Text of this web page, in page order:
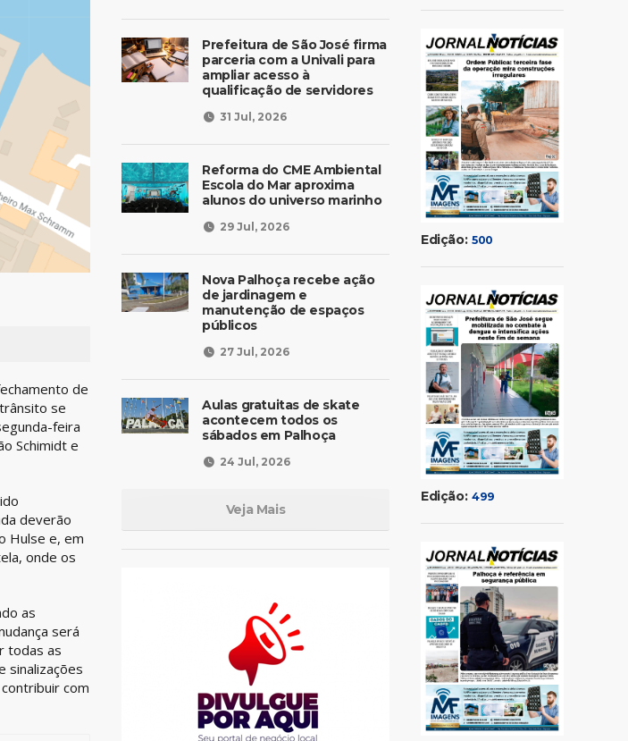
de
se
feira
Schimidt e
deverão
Hulse e, em
onde os
as
será
todas as
sinalizações
com
Prefeitura de São José firma
parceria com a Univali para
ampliar acesso à
qualificação de servidores
31 Jul, 2026
Reforma do CME Ambiental
Escola do Mar aproxima
alunos do universo marinho
29 Jul, 2026
Nova Palhoça recebe ação
de jardinagem e
manutenção de espaços
públicos
27 Jul, 2026
Aulas gratuitas de skate
acontecem todos os
sábados em Palhoça
24 Jul, 2026
Veja Mais
Edição: 500
Edição: 499